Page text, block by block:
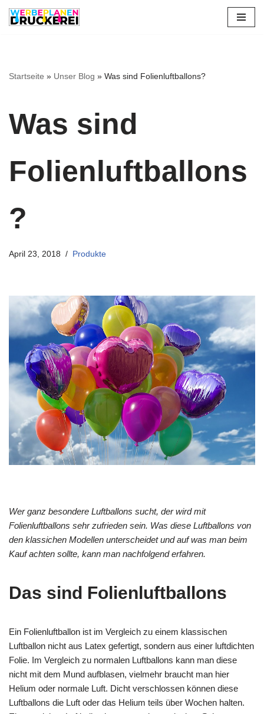
Startseite » Unser Blog » Was sind Folienluftballons?
Was sind
Folienluftballons
?
April 23, 2018 Produkte
Wer ganz besondere Luftballons sucht, der wird mit
Folienluftballons sehr zufrieden sein. Was diese Luftballons von
den klassichen Modellen unterscheidet und auf was man beim
Kauf achten sollte, kann man nachfolgend erfahren.
Das sind Folienluftballons
Ein Folienluftballon ist im Vergleich zu einem klassischen
Luftballon nicht aus Latex gefertigt, sondern aus einer luftdichten
Folie. Im Vergleich zu normalen Luftballons kann man diese
nicht mit dem Mund aufblasen, vielmehr braucht man hier
Helium oder normale Luft. Dicht verschlossen können diese
Luftballons die Luft oder das Helium teils über Wochen halten.